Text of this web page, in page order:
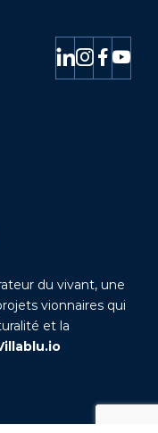
du vivant, une
vionnaires qui
et la